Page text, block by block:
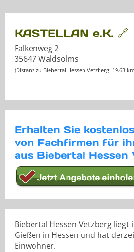
KASTELLAN e.K. 🔗
Falkenweg 2
35647 Waldsolms
(Distanz zu Biebertal Hessen Vetzberg: 19.63
Erhalten Sie
von Fachfirmen für
aus Biebertal Hessen
Biebertal Hessen Vetzberg liegt
Gießen in Hessen und hat
Einwohner.